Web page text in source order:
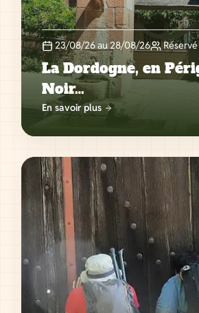
23/08/26 au 28/08/26
La Dordogne, en
Noir…
En savoir plus